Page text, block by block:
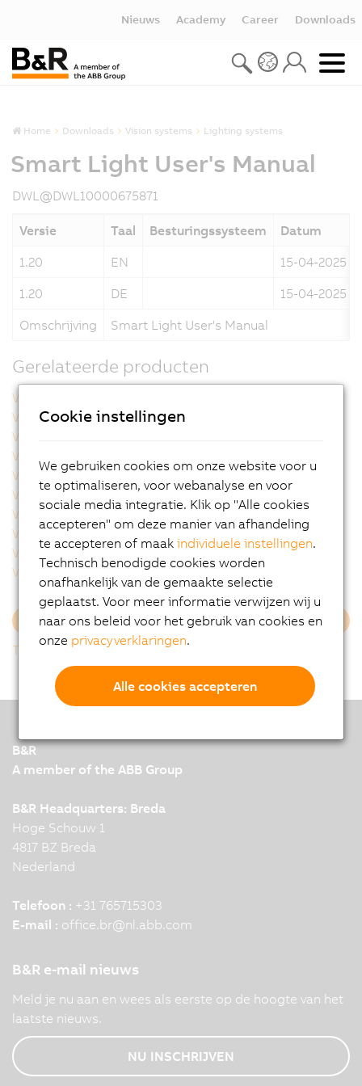
Nieuws Academy Career Downloads
Home Downloads Vision systems Lighting systems
Smart Light User's Manual
DWL@DWL10000675871
Versie Taal Besturingssysteem Datum
1.20
EN 15-04-2025
1.20
DE 15-04-2025
Omschrijving
Smart Light User's Manual
Gerelateerde producten
VSLB11300.54DP-000
VSLB11800.54EP-000
VSLB11F00.54DP-000
VSLB11F00.54EP-000
VSLB11H00.54EP-000
VSLB11Q00.54DP-000
VSLB11Q00.54EP-000
VSLB11R00.54CP-000
VSLB11R00.54DP-000
VSLB11R00.54EP-000
VSLB12300.54DP-000
VSLB12800.54DP-000
VSLB12D00.54DP-000
VSLB12F00.54DP-000
VSLB12R00.54DP-000
VSLB13800.54DP-000
VSLB13D00.54DP-000
Meer laden
Terug naar overzicht
B&R
A member of the ABB Group
B&R Headquarters: Breda
Hoge Schouw 1
4817 BZ Breda
Nederland
Telefoon : +31 765715303
E-mail : office.br@nl.abb.com
B&R e-mail nieuws
Meld je nu aan en wees als eerste op de hoogte van het
laatste nieuws.
NU INSCHRIJVEN
Cookie instellingen
We gebruiken cookies om onze website voor u
te optimaliseren, voor webanalyse en voor
sociale media integratie. Klik op "Alle cookies
accepteren" om deze manier van afhandeling
te accepteren of maakindividuele instellingen.
Technisch benodigde cookies worden
onafhankelijk van de gemaakte selectie
geplaatst. Voor meer informatie verwijzen wij u
naar ons beleid voor het gebruik van cookies en
onze privacyverklaringen.
Alle cookies accepteren